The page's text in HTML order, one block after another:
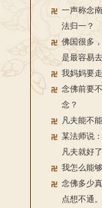
一声称念
法归一？
佛国很多
是最容易去
我妈妈要
念佛前要
念？
凡夫能不
某法师说
凡夫就好
我怎么能
念佛多少
点想不通。